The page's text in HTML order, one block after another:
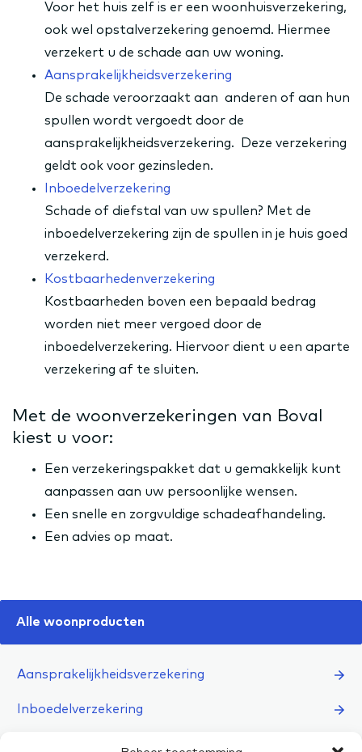
Voor het huis zelf is er een woonhuisverzekering,
ook wel opstalverzekering genoemd. Hiermee
verzekert u de schade aan uw woning.
Aansprakelijkheidsverzekering
De schade veroorzaakt aan anderen of aan hun
spullen wordt vergoedt door de
aansprakelijkheidsverzekering. Deze verzekering
geldt ook voor gezinsleden.
Inboedelverzekering
Schade of diefstal van uw spullen? Met de
inboedelverzekering zijn de spullen in je huis goed
verzekerd.
Kostbaarhedenverzekering
Kostbaarheden boven een bepaald bedrag
worden niet meer vergoed door de
inboedelverzekering. Hiervoor dient u een aparte
verzekering af te sluiten.
Met de woonverzekeringen van Boval
kiest u voor:
Een verzekeringspakket dat u gemakkelijk kunt
aanpassen aan uw persoonlijke wensen.
Een snelle en zorgvuldige schadeafhandeling.
Een advies op maat.
Alle woonproducten
Aansprakelijkheidsverzekering
Inboedelverzekering